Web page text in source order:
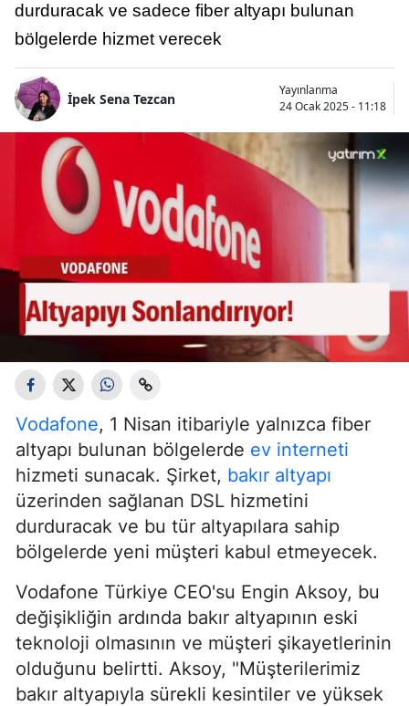
durduracak ve sadece fiber altyapı bulunan
bölgelerde hizmet verecek
İpek Sena Tezcan
Yayınlanma
24 Ocak 2025 - 11:18
Vodafone, 1 Nisan itibariyle yalnızca fiber
altyapı bulunan bölgelerde ev interneti
hizmeti sunacak. Şirket, bakır altyapı
üzerinden sağlanan DSL hizmetini
durduracak ve bu tür altyapılara sahip
bölgelerde yeni müşteri kabul etmeyecek.
Vodafone Türkiye CEO'su Engin Aksoy, bu
değişikliğin ardında bakır altyapının eski
teknoloji olmasının ve müşteri şikayetlerinin
olduğunu belirtti. Aksoy, "Müşterilerimiz
bakır altyapıyla sürekli kesintiler ve yüksek